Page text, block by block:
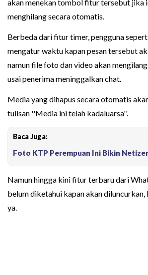
akan menekan tombol fitur tersebut jika
menghilang secara otomatis.
Berbeda dari fitur timer, pengguna
mengatur waktu kapan pesan tersebut
namun file foto dan video akan
usai penerima meninggalkan chat.
Media yang dihapus secara otomatis
tulisan ''Media ini telah kadaluarsa''.
Baca Juga:
Foto KTP Perempuan Ini Bikin
Namun hingga kini fitur terbaru dari
belum diketahui kapan akan diluncurkan,
ya.